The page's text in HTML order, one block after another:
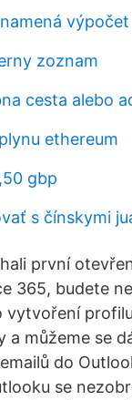
výpočet
zoznam
cesta alebo
ethereum
gbp
s čínskymi
první
365, budete
vytvoření
a můžeme se
do
se